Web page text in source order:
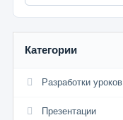
Категории
Разработки уроков
Презентации